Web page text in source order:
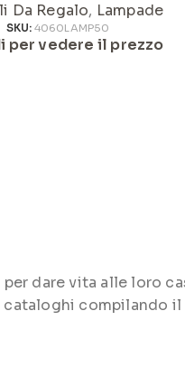
Da Regalo, Lampade
SKU: 4060LAMP50
per vedere il prezzo
dare vita alle loro
compilando il